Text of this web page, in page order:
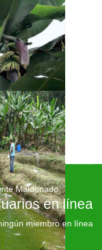
Maldonado
en línea
miembro en línea